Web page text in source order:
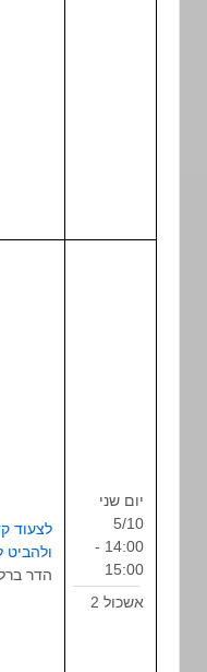
לצעוד קדימה
ולהביט לאחור/
הדר ברלוביץ לוין